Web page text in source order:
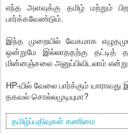
எந்த அளவுக்கு தமிழ் மற்றும்
பார்க்கவேண்டும்.
இந்த முறையில் வேகமாக
ஒன்றுமே இல்லாததற்கு தட்டித்
மின்னஞ்சலை அனுப்பிவிடலாம்
HP-யில் வேலை பார்க்கும்
தகவல் சொல்லமுடியுமா?
தமிழ்ப்பதிவுகள் கணிமை